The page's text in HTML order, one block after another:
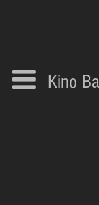
Kino